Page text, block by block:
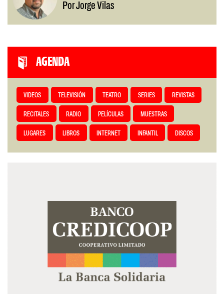
Por Jorge Vilas
AGENDA
VIDEOS TELEVISIÓN TEATRO SERIES REVISTAS
RECITALES RADIO PELÍCULAS MUESTRAS
LUGARES LIBROS INTERNET INFANTIL DISCOS